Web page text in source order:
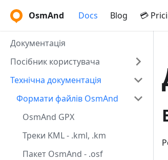
OsmAnd Docs Blog 💳
Документація
Посібник користувача
Технічна документація
Формати файлів OsmAnd
OsmAnd GPX
Треки KML - .kml, .km
Пакет OsmAnd - .osf